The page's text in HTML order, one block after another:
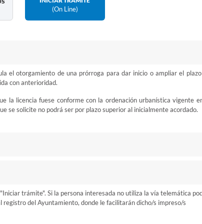
(on Line)
el otorgamiento de una prórroga para dar inicio o ampliar el
con anterioridad.
la licencia fuese conforme con la ordenación urbanística vigente
se solicite no podrá ser por plazo superior al inicialmente acordado.
trámite". Si la persona interesada no utiliza la vía telemática
del Ayuntamiento, donde le facilitarán dicho/s impreso/s